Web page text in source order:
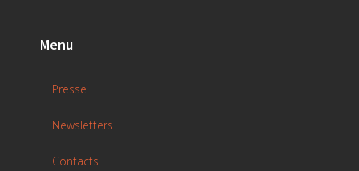
Menu
Presse
Newsletters
Contacts